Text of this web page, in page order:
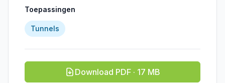
Toepassingen
Tunnels
Download PDF · 17 MB